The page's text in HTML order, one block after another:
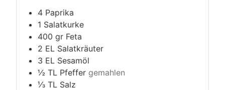
4 Paprika
1 Salatkurke
400 gr Feta
2 EL Salatkräuter
3 EL Sesamöl
½ TL Pfeffer gemahlen
⅓ TL Salz